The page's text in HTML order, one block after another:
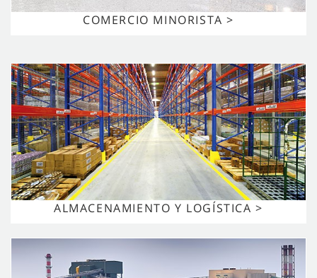
COMERCIO MINORISTA >
ALMACENAMIENTO Y LOGÍSTICA >